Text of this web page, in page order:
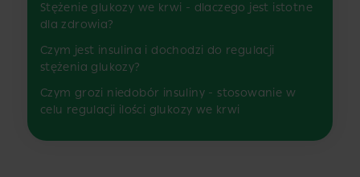
Stężenie glukozy we krwi - dlaczego jest istotne
dla zdrowia?
Czym jest insulina i dochodzi do regulacji
stężenia glukozy?
Czym grozi niedobór insuliny - stosowanie w
celu regulacji ilości glukozy we krwi